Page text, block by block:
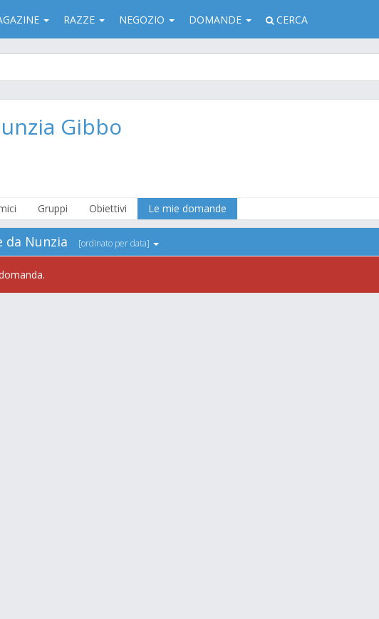
RAZZE NEGOZIO DOMANDE CERCA
Gibbo
Gruppi Obiettivi Le mie domande
da Nunzia [ordinato per data]